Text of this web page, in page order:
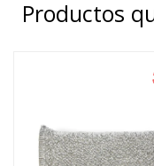
Productos